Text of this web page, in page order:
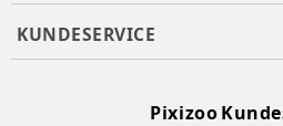
KUNDESERVICE
Pixizoo